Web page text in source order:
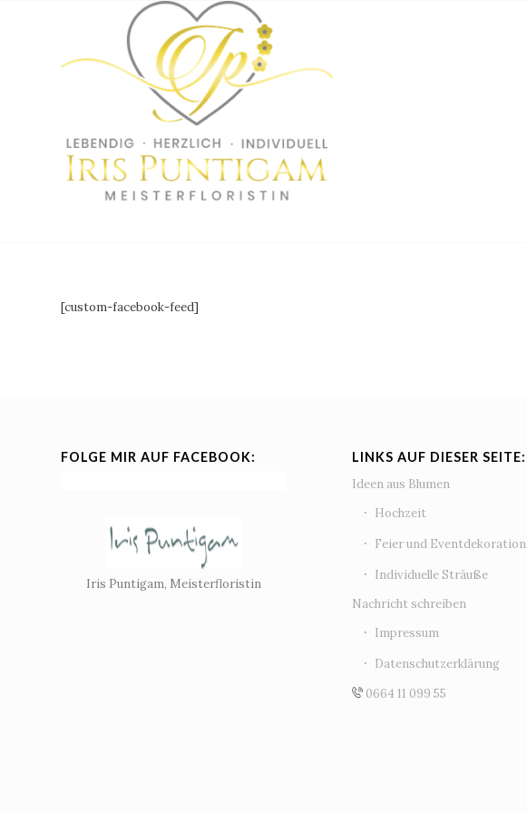
[custom-facebook-feed]
FOLGE MIR AUF FACEBOOK:
Iris Puntigam, Meisterfloristin
LINKS AUF DIESER SEITE:
Ideen aus Blumen
Hochzeit
Feier und Eventdekoration
Individuelle Sträuße
Nachricht schreiben
Impressum
Datenschutzerklärung
0664 11 099 55